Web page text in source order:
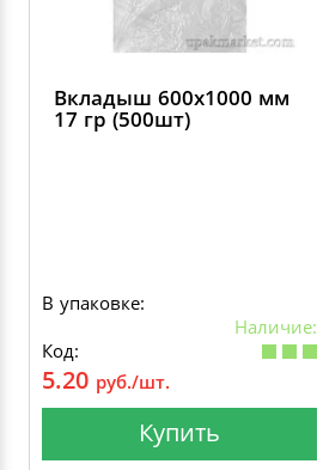
Вкладыш 600х1000 мм
17 гр (500шт)
В упаковке:
Наличие:
Код:
5.20 руб./шт.
Купить